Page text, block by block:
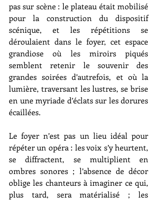
pas sur scène : le plateau était mobilisé
pour la construction du dispositif
scénique, et les répétitions se
déroulaient dans le foyer, cet espace
grandiose où les miroirs piqués
semblent retenir le souvenir des
grandes soirées d’autrefois, et où la
lumière, traversant les lustres, se brise
en une myriade d’éclats sur les dorures
écaillées.
Le foyer n’est pas un lieu idéal pour
répéter un opéra : les voix s’y heurtent,
se diffractent, se multiplient en
ombres sonores ; l’absence de décor
oblige les chanteurs à imaginer ce qui,
plus tard, sera matérialisé ; les